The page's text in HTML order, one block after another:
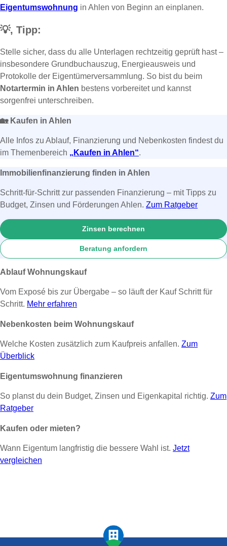
Eigentumswohnung in Ahlen von Beginn an einplanen.
💡, Tipp:
Stelle sicher, dass du alle Unterlagen rechtzeitig geprüft hast –
insbesondere Grundbuchauszug, Energieausweis und
Protokolle der Eigentümerversammlung. So bist du beim
Notartermin in Ahlen bestens vorbereitet und kannst
sorgenfrei unterschreiben.
🏡 Kaufen in Ahlen
Alle Infos zu Ablauf, Finanzierung und Nebenkosten findest du
im Themenbereich „Kaufen in Ahlen“.
Immobilienfinanzierung finden in Ahlen
Schritt-für-Schritt zur passenden Finanzierung – mit Tipps zu
Budget, Zinsen und Förderungen Ahlen. Zum Ratgeber
Zinsen berechnen
Beratung anfordern
Ablauf Wohnungskauf
Vom Exposé bis zur Übergabe – so läuft der Kauf Schritt für
Schritt. Mehr erfahren
Nebenkosten beim Wohnungskauf
Welche Kosten zusätzlich zum Kaufpreis anfallen. Zum
Überblick
Eigentumswohnung finanzieren
So planst du dein Budget, Zinsen und Eigenkapital richtig. Zum
Ratgeber
Kaufen oder mieten?
Wann Eigentum langfristig die bessere Wahl ist. Jetzt
vergleichen